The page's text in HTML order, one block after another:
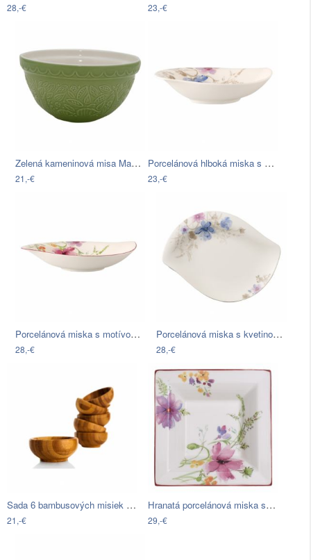
28,-€ 23,-€
Zelená kameninová misa Mason Cash In…
21,-€
Porcelánová hlboká miska s motívom…
23,-€
Porcelánová miska s motívom kvetín…
28,-€
Porcelánová miska s kvetinovým motívom…
28,-€
Sada 6 bambusových misiek Bambum Lepa
21,-€
Hranatá porcelánová miska s motívom…
29,-€